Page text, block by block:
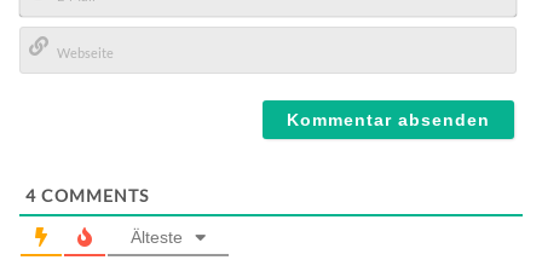
E-
Mail*
4 COMMENTS
Älteste